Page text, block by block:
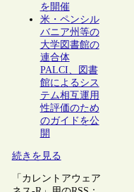
を開催
米・ペンシル
バニア州等の
大学図書館の
連合体
PALCI、図書
館によるシス
テム相互運用
性評価のため
のガイドを公
開
続きを見る
「カレントアウェア